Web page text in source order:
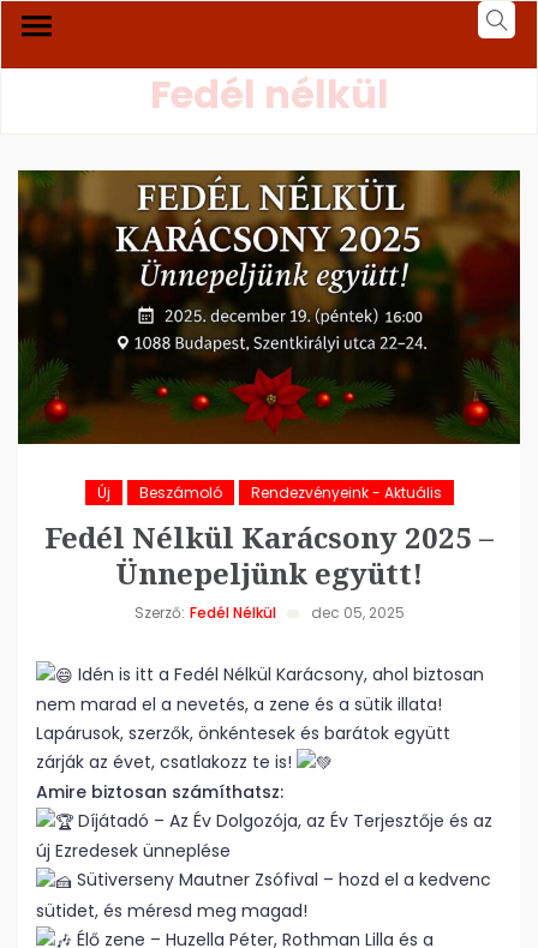
Fedél nélkül
Új Beszámoló Rendezvényeink - Aktuális
Fedél Nélkül Karácsony 2025 –
Ünnepeljünk együtt!
Szerző: Fedél Nélkül dec 05, 2025
Idén is itt a Fedél Nélkül Karácsony, ahol biztosan
nem marad el a nevetés, a zene és a sütik illata!
Lapárusok, szerzők, önkéntesek és barátok együtt
zárják az évet, csatlakozz te is!
Amire biztosan számíthatsz:
Díjátadó – Az Év Dolgozója, az Év Terjesztője és az
új Ezredesek ünneplése
Sütiverseny Mautner Zsófival – hozd el a kedvenc
sütidet, és méresd meg magad!
Élő zene – Huzella Péter, Rothman Lilla és a